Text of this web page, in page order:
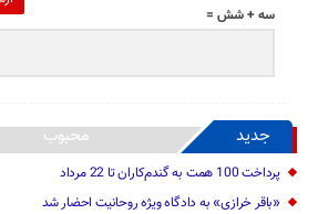
سه + شش =
جدید محبوب
پرداخت 100 همت به گندم‌کاران تا 22 مرداد
«باقر خرازی» به دادگاه ویژه روحانیت احضار شد